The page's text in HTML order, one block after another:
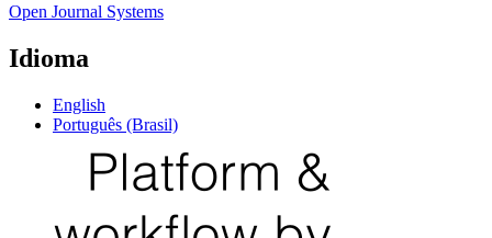
Open Journal Systems
Idioma
English
Português (Brasil)